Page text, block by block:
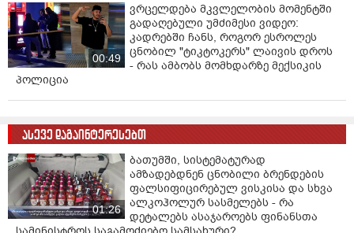
00:49
ვრცელდება მკვლელობის მომენტში
გადაღებული უმძიმესი ვიდეო:
კადრებში ჩანს, როგორ ესროლეს
ცნობილ "ტიკტოკერს" ლაივის დროს
- რას ამბობს მომხდარზე მექსიკის
პოლიცია
ასევე დაგაინტერესებთ
01:26
ბათუმში, სისტემატურად
ამზადებდნენ ცნობილი ბრენდების
ფალსიფიცირებულ ვისკისა და სხვა
ალკოჰოლურ სასმელებს - რა
დეტალებს ასაჯაროებს ფინანსთა